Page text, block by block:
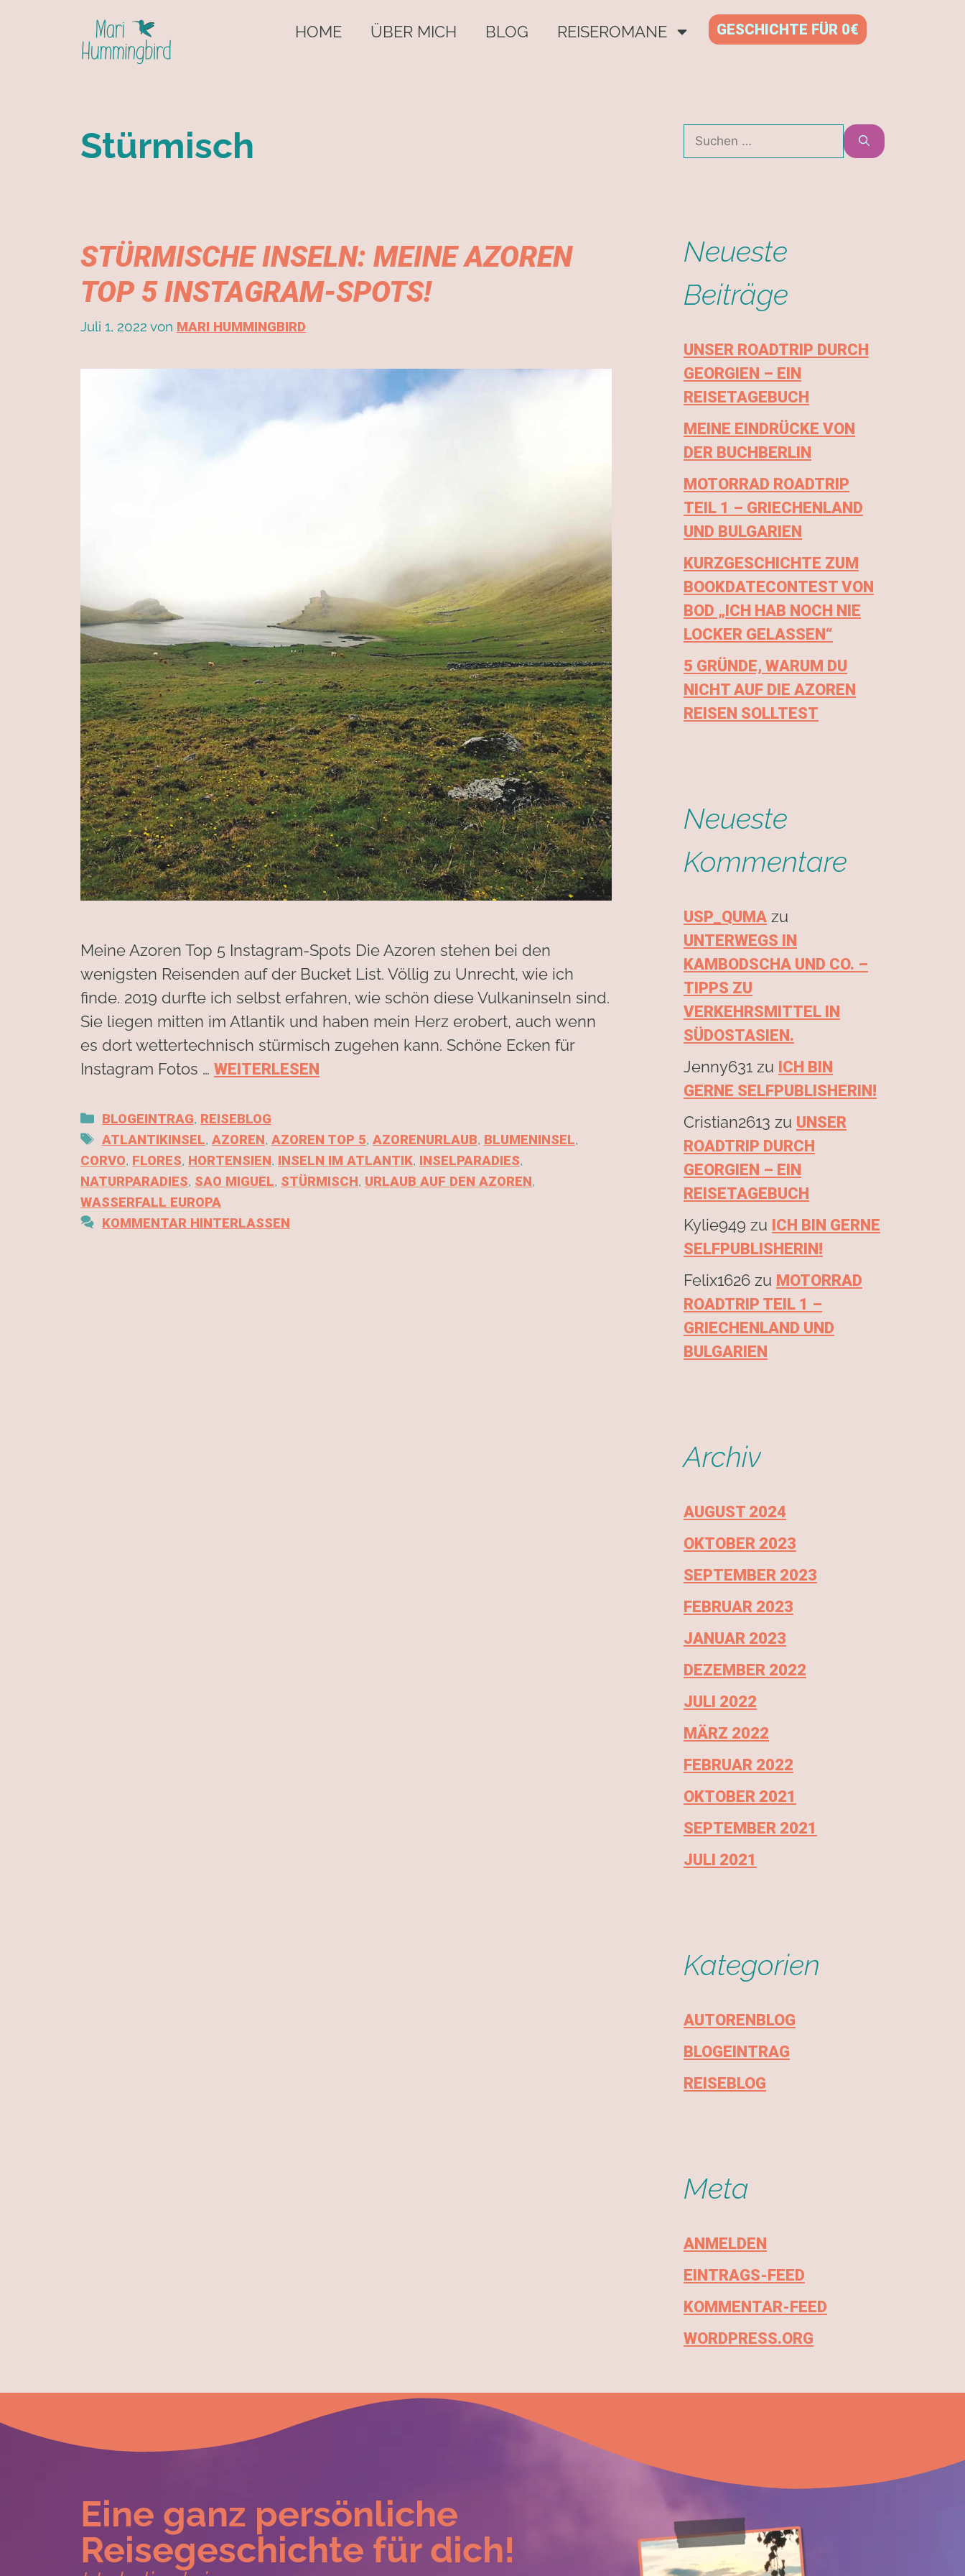
HOME ÜBER MICH BLOG REISEROMANE GESCHICHTE FÜR 0€
Stürmisch
STÜRMISCHE INSELN: MEINE AZOREN
TOP 5 INSTAGRAM-SPOTS!
Juli 1, 2022 von MARI HUMMINGBIRD
Meine Azoren Top 5 Instagram-Spots Die Azoren stehen bei den
wenigsten Reisenden auf der Bucket List. Völlig zu Unrecht, wie ich
finde. 2019 durfte ich selbst erfahren, wie schön diese Vulkaninseln sind.
Sie liegen mitten im Atlantik und haben mein Herz erobert, auch wenn
es dort wettertechnisch stürmisch zugehen kann. Schöne Ecken für
Instagram Fotos … WEITERLESEN
BLOGEINTRAG, REISEBLOG
ATLANTIKINSEL, AZOREN, AZOREN TOP 5, AZORENURLAUB, BLUMENINSEL,
CORVO, FLORES, HORTENSIEN, INSELN IM ATLANTIK, INSELPARADIES,
NATURPARADIES, SAO MIGUEL, STÜRMISCH, URLAUB AUF DEN AZOREN,
WASSERFALL EUROPA
KOMMENTAR HINTERLASSEN
Neueste
Beiträge
UNSER ROADTRIP DURCH
GEORGIEN – EIN
REISETAGEBUCH
MEINE EINDRÜCKE VON
DER BUCHBERLIN
MOTORRAD ROADTRIP
TEIL 1 – GRIECHENLAND
UND BULGARIEN
KURZGESCHICHTE ZUM
BOOKDATECONTEST VON
BOD „ICH HAB NOCH NIE
LOCKER GELASSEN“
5 GRÜNDE, WARUM DU
NICHT AUF DIE AZOREN
REISEN SOLLTEST
Neueste
Kommentare
USP_QUMA zu
UNTERWEGS IN
KAMBODSCHA UND CO. –
TIPPS ZU
VERKEHRSMITTEL IN
SÜDOSTASIEN.
Jenny631 zu ICH BIN
GERNE SELFPUBLISHERIN!
Cristian2613 zu UNSER
ROADTRIP DURCH
GEORGIEN – EIN
REISETAGEBUCH
Kylie949 zu ICH BIN GERNE
SELFPUBLISHERIN!
Felix1626 zu MOTORRAD
ROADTRIP TEIL 1 –
GRIECHENLAND UND
BULGARIEN
Archiv
AUGUST 2024
OKTOBER 2023
SEPTEMBER 2023
FEBRUAR 2023
JANUAR 2023
DEZEMBER 2022
JULI 2022
MÄRZ 2022
FEBRUAR 2022
OKTOBER 2021
SEPTEMBER 2021
JULI 2021
Kategorien
AUTORENBLOG
BLOGEINTRAG
REISEBLOG
Meta
ANMELDEN
EINTRAGS-FEED
KOMMENTAR-FEED
WORDPRESS.ORG
Eine ganz persönliche
Reisegeschichte für dich!